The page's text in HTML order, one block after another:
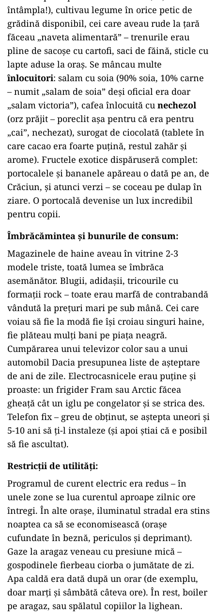
întâmpla!), cultivau legume în orice petic de
grădină disponibil, cei care aveau rude la țară
făceau „naveta alimentară” – trenurile erau
pline de sacoșe cu cartofi, saci de făină, sticle cu
lapte aduse la oraș. Se mâncau multe
înlocuitori: salam cu soia (90% soia, 10% carne
– numit „salam de soia” deși oficial era doar
„salam victoria”), cafea înlocuită cu nechezol
(orz prăjit – poreclit așa pentru că era pentru
„cai”, nechezat), surogat de ciocolată (tablete în
care cacao era foarte puțină, restul zahăr și
arome). Fructele exotice dispăruseră complet:
portocalele și bananele apăreau o dată pe an, de
Crăciun, și atunci verzi – se coceau pe dulap în
ziare. O portocală devenise un lux incredibil
pentru copii.
Îmbrăcămintea și bunurile de consum:
Magazinele de haine aveau în vitrine 2-3
modele triste, toată lumea se îmbrăca
asemănător. Blugii, adidașii, tricourile cu
formații rock – toate erau marfă de contrabandă
vândută la prețuri mari pe sub mână. Cei care
voiau să fie la modă fie își croiau singuri haine,
fie plăteau mulți bani pe piața neagră.
Cumpărarea unui televizor color sau a unui
automobil Dacia presupunea liste de așteptare
de ani de zile. Electrocasnicele erau puține și
proaste: un frigider Fram sau Arctic făcea
gheață cât un iglu pe congelator și se strica des.
Telefon fix – greu de obținut, se aștepta uneori și
5-10 ani să ți-l instaleze (și apoi știai că e posibil
să fie ascultat).
Restricții de utilități:
Programul de curent electric era redus – în
unele zone se lua curentul aproape zilnic ore
întregi. În alte orașe, iluminatul stradal era stins
noaptea ca să se economisească (orașe
cufundate în beznă, periculos și deprimant).
Gaze la aragaz veneau cu presiune mică –
gospodinele fierbeau ciorba o jumătate de zi.
Apa caldă era dată după un orar (de exemplu,
doar marți și sâmbătă câteva ore). În rest, boiler
pe aragaz, sau spălatul copiilor la lighean.